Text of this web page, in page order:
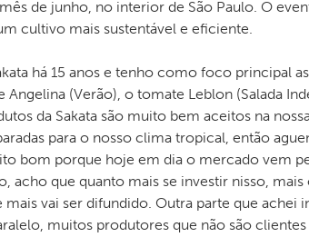
de junho, no interior de São Paulo. O
cultivo mais sustentável e eficiente.
há 15 anos e tenho como foco principal
Angelina (Verão), o tomate Leblon (Salada
da Sakata são muito bem aceitos na
para o nosso clima tropical, então
bom porque hoje em dia o mercado vem
acho que quanto mais se investir nisso,
vai ser difundido. Outra parte que achei
muitos produtores que não são clientes